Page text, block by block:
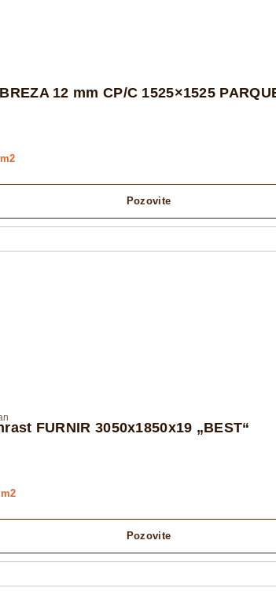
12 mm CP/C 1525×1525
Pozovite
FURNIR 3050x1850x19 „BEST“
Pozovite